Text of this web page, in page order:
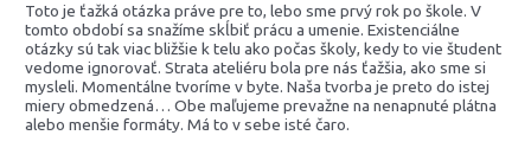
Toto je ťažká otázka práve pre to, lebo sme prvý rok po škole. V
tomto období sa snažíme skĺbiť prácu a umenie. Existenciálne
otázky sú tak viac bližšie k telu ako počas školy, kedy to vie študent
vedome ignorovať. Strata ateliéru bola pre nás ťažšia, ako sme si
mysleli. Momentálne tvoríme v byte. Naša tvorba je preto do istej
miery obmedzená… Obe maľujeme prevažne na nenapnuté plátna
alebo menšie formáty. Má to v sebe isté čaro.